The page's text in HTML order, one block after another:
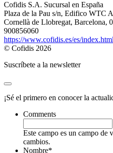
Cofidis S.A. Sucursal en España
Plaza de la Pau s/n, Edifico WTC
Cornellà de Llobregat, Barcelona,
900856060
https://www.cofidis.es/es/index.html
© Cofidis 2026
Suscríbete a la newsletter
¡Sé el primero en conocer la
Comments
Este campo es un campo de
cambios.
Nombre*